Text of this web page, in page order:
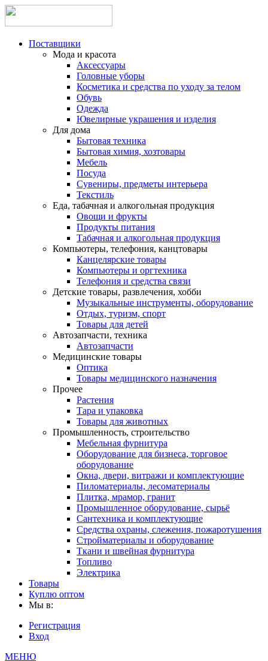
Поставщики
Мода и красота
Аксессуары
Головные уборы
Косметика и средства по уходу за телом
Обувь
Одежда
Ювелирные украшения и изделия
Для дома
Бытовая техника
Бытовая химия, хозтовары
Мебель
Посуда
Сувениры, предметы интерьера
Текстиль
Еда, табачная и алкогольная продукция
Овощи и фрукты
Продукты питания
Табачная и алкогольная продукция
Компьютеры, телефония, канцтовары
Канцелярские товары
Компьютеры и оргтехника
Телефония и средства связи
Детские товары, развлечения, хобби
Музыкальные инструменты, оборудование
Отдых, туризм, спорт
Товары для детей
Автозапчасти, техника
Автозапчасти
Медицинские товары
Оптика
Товары медицинского назначения
Прочее
Растения
Тара и упаковка
Товары для животных
Промышленность, строительство
Мебельная фурнитура
Оборудование для бизнеса, торговое
оборудование
Окна, двери, витражи и комплектующие
Пиломатериалы, лесоматериалы
Плитка, мрамор, гранит
Промышленное оборудование, сырьё
Сантехника и комплектующие
Средства охраны, слежения, пожаротушения
Стройматериалы и оборудование
Ткани и швейная фурнитура
Топливо
Электрика
Товары
Куплю оптом
Мы в:
Регистрация
Вход
МЕНЮ